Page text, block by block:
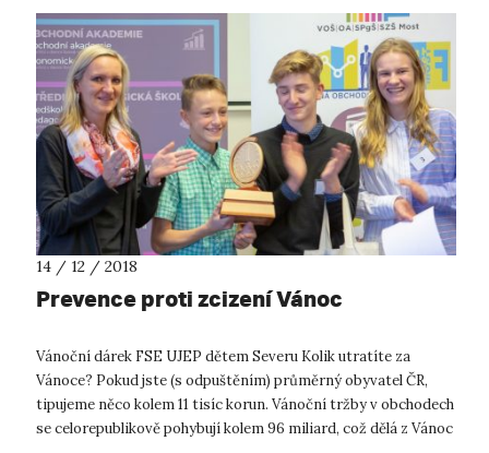
14 / 12 / 2018
Prevence proti zcizení Vánoc
Vánoční dárek FSE UJEP dětem Severu Kolik utratíte za
Vánoce? Pokud jste (s odpuštěním) průměrný obyvatel ČR,
tipujeme něco kolem 11 tisíc korun. Vánoční tržby v obchodech
se celorepublikově pohybují kolem 96 miliard, což dělá z Vánoc